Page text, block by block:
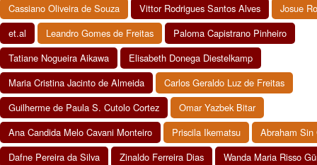
Cassiano Oliveira de Souza
Vittor Rodrigues Santos Alves
Josue
et.al
Leandro Gomes de Freitas
Paloma Capistrano Pinheiro
Tatiane Nogueira Aikawa
Elisabeth Donega Diestelkamp
Maria Cristina Jacinto de Almeida
Carlos Geraldo Luz de Freitas
Guilherme de Paula S. Cutolo Cortez
Omar Yazbek Bitar
Ana Candida Melo Cavani Monteiro
Priscila Ikematsu
Abraham Sin
Dafne Pereira da Silva
Zinaldo Ferreira Dias
Wanda Maria Risso